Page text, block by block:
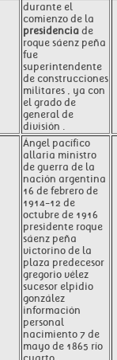
durante el
comienzo de la
presidencia de
roque sáenz peña
fue
superintendente
de construcciones
militares , ya con
el grado de
general de
división .
Ángel pacífico
allaria ministro
de guerra de la
nación argentina
16 de febrero de
1914-12 de
octubre de 1916
presidente roque
sáenz peña
victorino de la
plaza predecesor
gregorio vélez
sucesor elpidio
gonzález
información
personal
nacimiento 7 de
mayo de 1865 río